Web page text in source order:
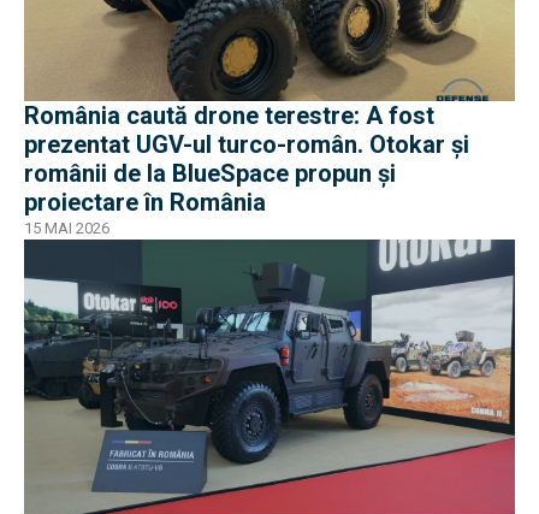
România caută drone terestre: A fost
prezentat UGV-ul turco-român. Otokar și
românii de la BlueSpace propun și
proiectare în România
15 MAI 2026